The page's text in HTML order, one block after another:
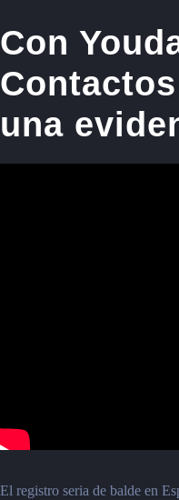
Con
una
El registro seria de balde en